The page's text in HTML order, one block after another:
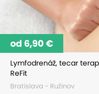
Lymfodrenáž, tecar
ReFit
Bratislava - Ružinov
od 6,90 €